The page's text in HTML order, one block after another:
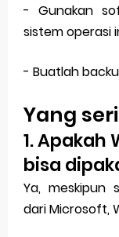
- Gunakan
sistem operasi
- Buatlah
Yang
1. Apakah
bisa
Ya, meskipun
dari Microsoft,